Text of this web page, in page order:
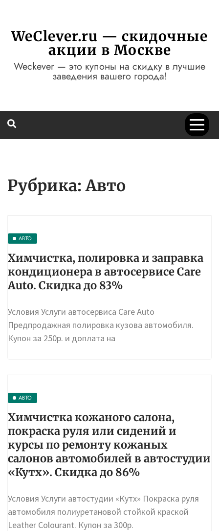
содержимому
WeClever.ru — скидочные
акции в Москве
Weckever — это купоны на скидку в лучшие
заведения вашего города!
Рубрика:Авто
АВТО
Химчистка, полировка и заправка
кондиционера в автосервисе Care
Auto. Скидка до 83%
Условия Услуги автосервиса Care Auto
Предпродажная полировка кузова автомобиля.
Купон за 250р. и доплата на
АВТО
Химчистка кожаного салона,
покраска руля или сидений и
курсы по ремонту кожаных
салонов автомобилей в автостудии
«Кутх». Скидка до 86%
Условия Услуги автостудии «Кутх» Покраска руля
автомобиля полиуретановой стойкой краской
Leather Colourant. Купон за 300р.